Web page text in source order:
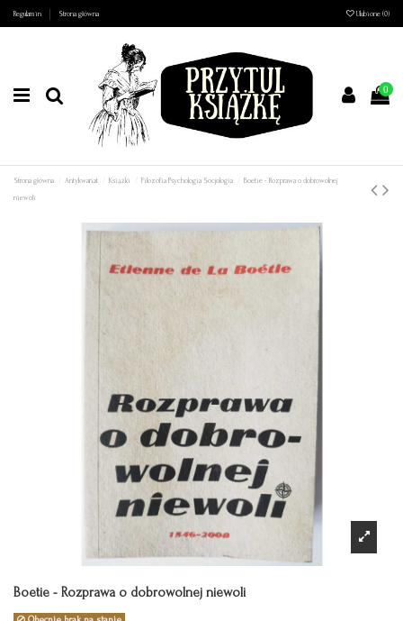
Regulamin Strona główna Ulubione (0)
0
Strona główna Antykwariat Książki Filozofia Psychologia Socjologia Boetie - Rozprawa o dobrowolnej
niewoli
Boetie - Rozprawa o dobrowolnej niewoli